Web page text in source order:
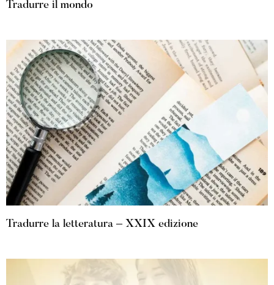
Tradurre il mondo
Tradurre la letteratura – XXIX edizione